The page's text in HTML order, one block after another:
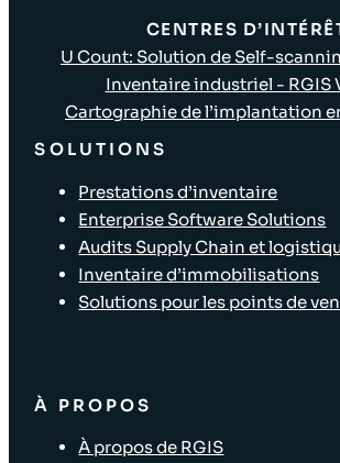
CENTRES
U Count: Solution de Self-
Inventaire industriel - RGIS
Cartographie de l’implantation
SOLUTIONS
Prestations d’inventaire
Enterprise Software Solutions
Audits Supply Chain et
Inventaire d’immobilisations
Solutions pour les points de
À PROPOS
À propos de RGIS